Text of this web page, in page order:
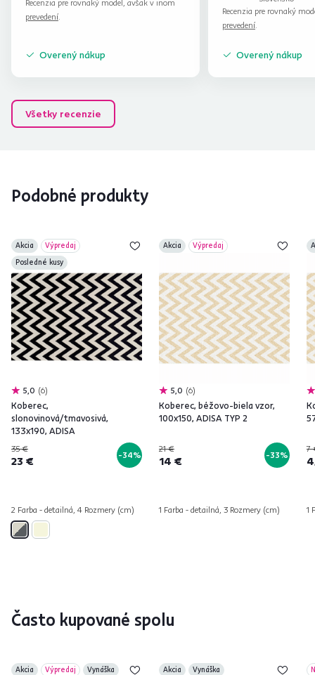
Recenzia pre rovnaký model, avšak v inom
prevedení.
Overený nákup
Recenzia pre rovnaký
prevedení.
Overený nákup
Všetky recenzie
Podobné produkty
Akcia
Výpredaj
Posledné kusy
5,0 6
Koberec,
slonovinová/tmavosivá,
133x190, ADISA
35 €
23 € -34%
2 Farba - detailná, 4 Rozmery (cm)
Akcia Výpredaj
5,0 6
Koberec, béžovo-biela vzor,
100x150, ADISA TYP 2
21 €
14 € -33%
1 Farba - detailná, 3 Rozmery (cm)
7
1
Často kupované spolu
Akcia Výpredaj Vynáška Akcia Vynáška